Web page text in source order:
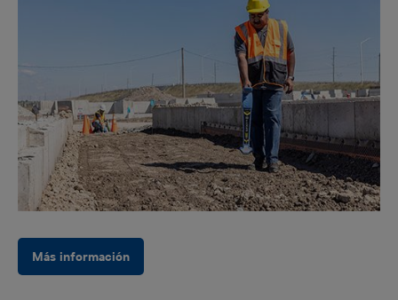
Más información